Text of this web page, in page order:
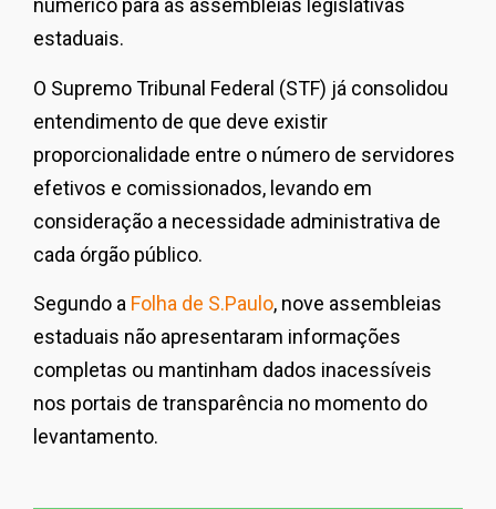
numérico para as assembleias legislativas
estaduais.
O Supremo Tribunal Federal (STF) já consolidou
entendimento de que deve existir
proporcionalidade entre o número de servidores
efetivos e comissionados, levando em
consideração a necessidade administrativa de
cada órgão público.
Segundo a Folha de S.Paulo, nove assembleias
estaduais não apresentaram informações
completas ou mantinham dados inacessíveis
nos portais de transparência no momento do
levantamento.